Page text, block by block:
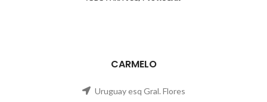
CARMELO
Uruguay esq Gral. Flores